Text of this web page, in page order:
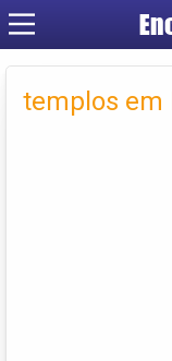
templos em